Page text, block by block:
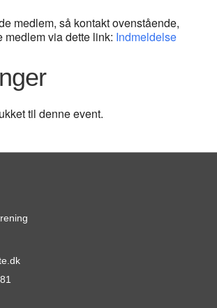
medlem, så kontakt ovenstående,
medlem via dette link: Indmeldelse
til denne event.